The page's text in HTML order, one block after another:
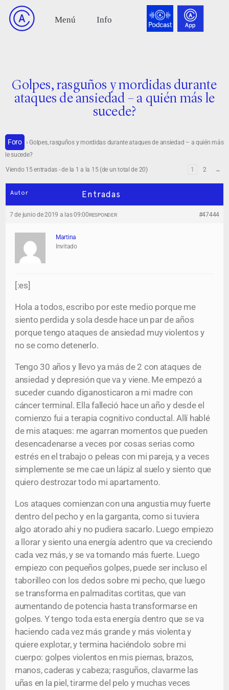
Golpes, rasguños y mordidas durante
ataques de ansiedad – a quién más le
sucede?
Foro › Golpes, rasguños y mordidas durante ataques de ansiedad – a quién más
le sucede?
Viendo 15 entradas - de la 1 a la 15 (de un total de 20) 1 2 →
Autor Entradas
7 de junio de 2019 a las 09:00 #47444
RESPONDER
Martina
Invitado
[:es]
Hola a todos, escribo por este medio porque me
siento perdida y sola desde hace un par de años
porque tengo ataques de ansiedad muy violentos y
no se como detenerlo.
Tengo 30 años y llevo ya más de 2 con ataques de
ansiedad y depresión que va y viene. Me empezó a
suceder cuando diganosticaron a mi madre con
cáncer terminal. Ella falleció hace un año y desde el
comienzo fui a terapia cognitivo conductal. Allí hablé
de mis ataques: me agarran momentos que pueden
desencadenarse a veces por cosas serias como
estrés en el trabajo o peleas con mi pareja, y a veces
simplemente se me cae un lápiz al suelo y siento que
quiero destrozar todo mi apartamento.
Los ataques comienzan con una angustia muy fuerte
dentro del pecho y en la garganta, como si tuviera
algo atorado ahi y no pudiera sacarlo. Luego empiezo
a llorar y siento una energía adentro que va creciendo
cada vez más, y se va tornando más fuerte. Luego
empiezo con pequeños golpes, puede ser incluso el
taborilleo con los dedos sobre mi pecho, que luego
se transforma en palmaditas cortitas, que van
aumentando de potencia hasta transformarse en
golpes. Y tengo toda esta energía dentro que se va
haciendo cada vez más grande y más violenta y
quiere explotar, y termina haciéndolo sobre mi
cuerpo: golpes violentos en mis piernas, brazos,
manos, caderas y cabeza; rasguños, clavarme las
uñas en la piel, tirarme del pelo y muchas veces